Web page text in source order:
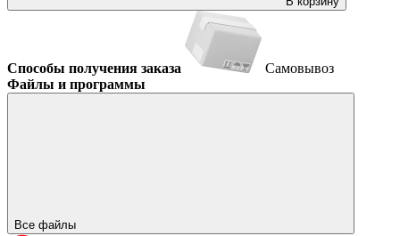
Способы получения заказа
Самовывоз
Файлы и программы
Все файлы